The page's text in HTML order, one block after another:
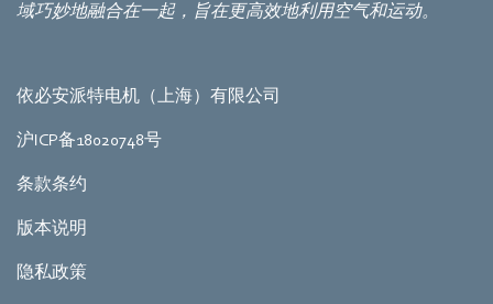
域巧妙地融合在一起，旨在更高效地利用空气和运动。
依必安派特电机（上海）有限公司
沪ICP备18020748号
条款条约
版本说明
隐私政策